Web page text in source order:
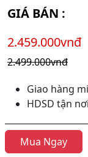
GIÁ BÁN :
2.459.000vnđ
2.499.000vnđ
Giao hàng
HDSD tận
Mua Ngay